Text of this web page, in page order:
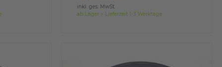
inkl. ges. MwSt.
ab Lager > Lieferzeit 1-3 Werktage